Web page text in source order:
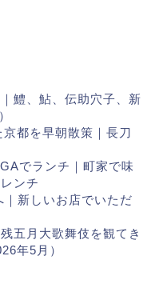
鱧、鮎、伝助穴子、新
京都を早朝散策｜長刀
でランチ｜町家で味
ンチ
｜新しいお店でいただ
五月大歌舞伎を観てき
年5月）